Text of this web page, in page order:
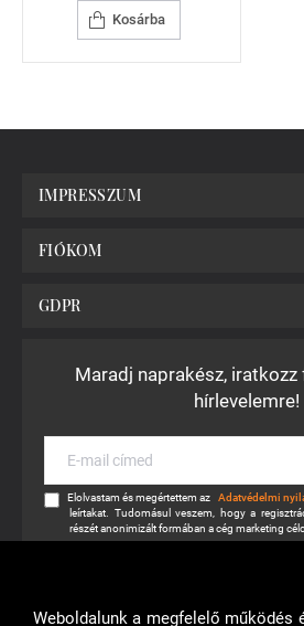
Weboldalunk a megfelelő működés
Kosárba
IMPRESSZUM
FIÓKOM
GDPR
Maradj naprakész,
hírlevelemre!
mail
címed
Elolvastam és megértettem az Adatvédelmi
leírtakat. Tudomásul veszem, hogy a
részét anonimizált formában a cég marketing